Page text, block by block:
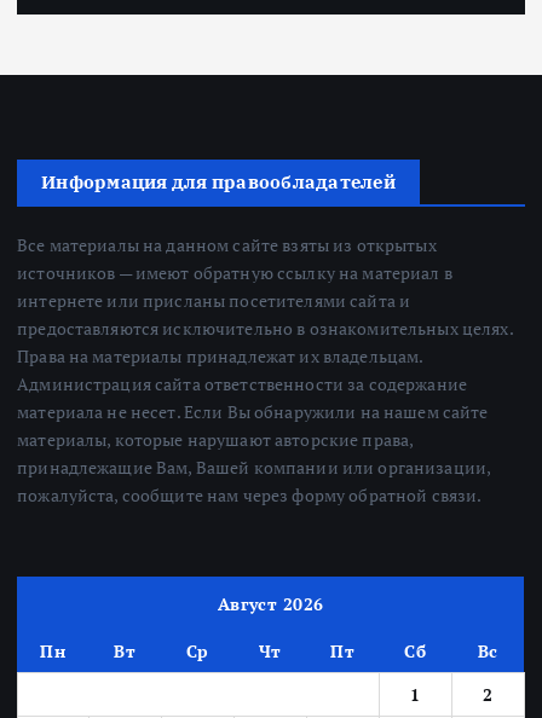
Информация для правообладателей
Все материалы на данном сайте взяты из открытых
источников — имеют обратную ссылку на материал в
интернете или присланы посетителями сайта и
предоставляются исключительно в ознакомительных целях.
Права на материалы принадлежат их владельцам.
Администрация сайта ответственности за содержание
материала не несет. Если Вы обнаружили на нашем сайте
материалы, которые нарушают авторские права,
принадлежащие Вам, Вашей компании или организации,
пожалуйста, сообщите нам через форму обратной связи.
Август 2026
Пн Вт Ср Чт Пт Сб
Вс
1
2